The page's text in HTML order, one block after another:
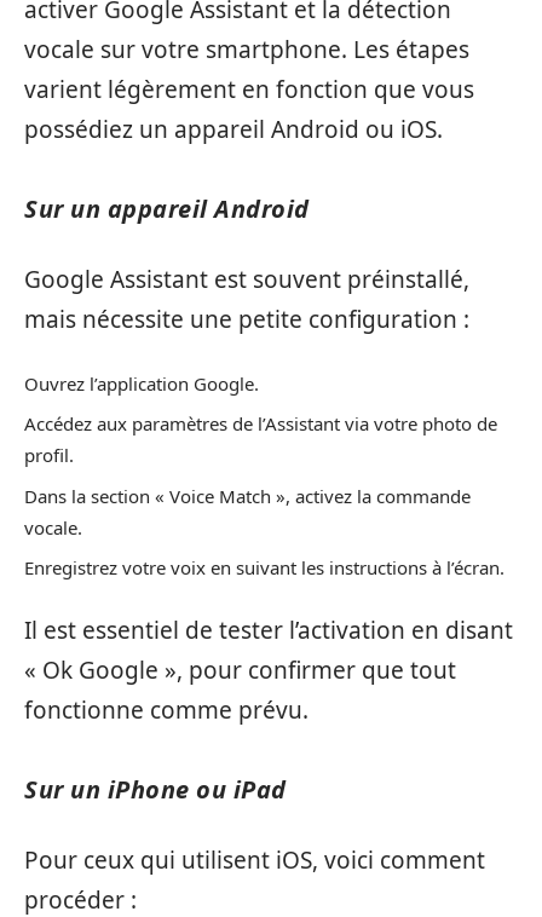
activer Google Assistant et la détection
vocale sur votre smartphone. Les étapes
varient légèrement en fonction que vous
possédiez un appareil Android ou iOS.
Sur un appareil Android
Google Assistant est souvent préinstallé,
mais nécessite une petite configuration :
Ouvrez l’application Google.
Accédez aux paramètres de l’Assistant via votre photo de
profil.
Dans la section « Voice Match », activez la commande
vocale.
Enregistrez votre voix en suivant les instructions à l’écran.
Il est essentiel de tester l’activation en disant
« Ok Google », pour confirmer que tout
fonctionne comme prévu.
Sur un iPhone ou iPad
Pour ceux qui utilisent iOS, voici comment
procéder :